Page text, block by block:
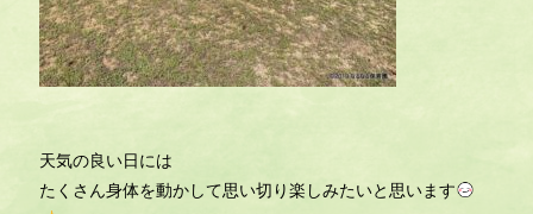
天気の良い日には
たくさん身体を動かして思い切り楽しみたいと思います